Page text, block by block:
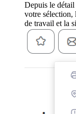
Depuis le
votre sélection,
de travail et la